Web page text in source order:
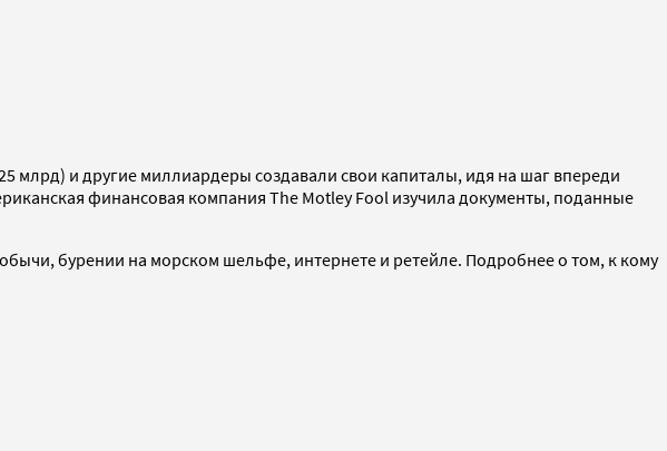
млрд) и другие миллиардеры создавали свои капиталы, идя на шаг впереди
финансовая компания The Motley Fool изучила документы, поданные
бурении на морском шельфе, интернете и ретейле. Подробнее о том, к кому